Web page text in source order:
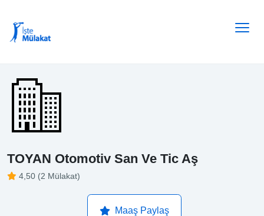
TOYAN Otomotiv San Ve Tic Aş
4,50 (2 Mülakat)
Maaş Paylaş